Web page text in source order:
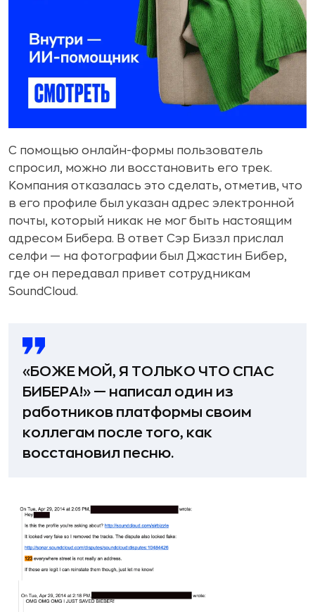
С помощью онлайн-формы пользователь
спросил, можно ли восстановить его трек.
Компания отказалась это сделать, отметив, что
в его профиле был указан адрес электронной
почты, который никак не мог быть настоящим
адресом Бибера. В ответ Сэр Биззл прислал
селфи — на фотографии был Джастин Бибер,
где он передавал привет сотрудникам
SoundCloud.
«БОЖЕ МОЙ, Я ТОЛЬКО ЧТО СПАС
БИБЕРА!» — написал один из
работников платформы своим
коллегам после того, как
восстановил песню.